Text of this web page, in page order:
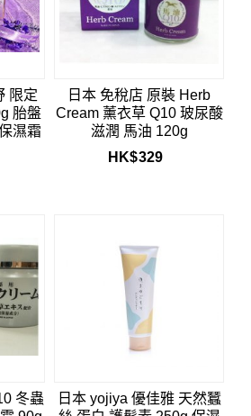
限定
胎盤
濕霜
日本 免稅店 原裝 Herb
Cream 薰衣草 Q10 玻尿酸
滋潤 馬油 120g
HK$329
冬蟲
日本 yojiya 優佳雅 天然蠶